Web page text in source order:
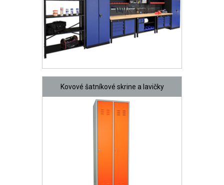
Kovové šatníkové skrine a lavičky